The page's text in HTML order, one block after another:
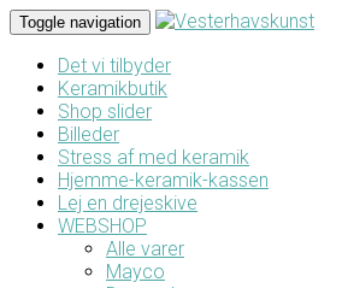
Toggle navigation
Det vi tilbyder
Keramikbutik
Shop slider
Billeder
Stress af med keramik
Hjemme-keramik-kassen
Lej en drejeskive
WEBSHOP
Alle varer
Mayco